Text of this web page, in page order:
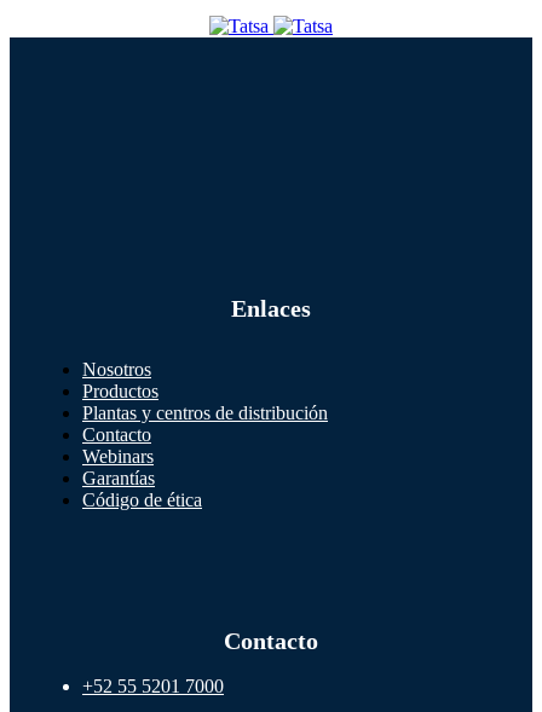
Enlaces
Nosotros
Productos
Plantas y centros de distribución
Contacto
Webinars
Garantías
Código de ética
Contacto
+52 55 5201 7000